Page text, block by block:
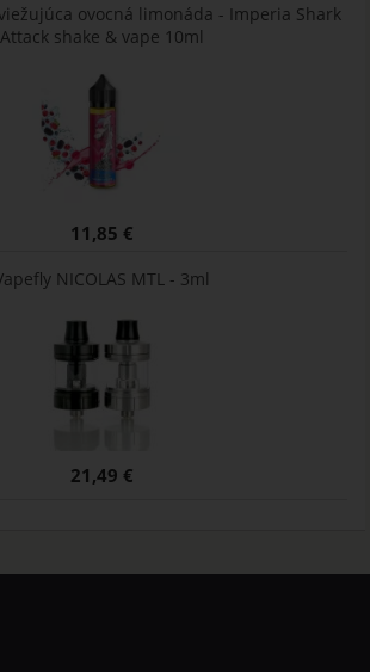
ovocná limonáda - Imperia Shark
Attack shake & vape 10ml
11,85 €
NICOLAS MTL - 3ml
21,49 €